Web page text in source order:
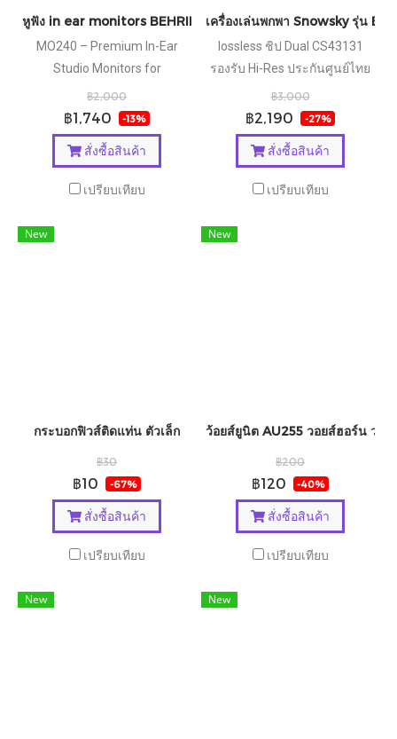
หูฟัง in ear monitors BEHRINGER รุ่น MO240
MO240 – Premium In-Ear
Studio Monitors for
Professionals
฿2,000
฿1,740 -13%
สั่งซื้อสินค้า
เปรียบเทียบ
เครื่องเล่นพกพา Snowsky รุ่น
lossless ชิป Dual CS43131
รองรับ Hi-Res ประกันศูนย์ไทย
฿3,000
฿2,190 -27%
สั่งซื้อสินค้า
เปรียบเทียบ
New
กระบอกฟิวส์ติดแท่น ตัวเล็ก
฿30
฿10 -67%
สั่งซื้อสินค้า
เปรียบเทียบ
New
ว้อยส์ยูนิต AU255 วอยส์ฮอร์น วอย
฿200
฿120 -40%
สั่งซื้อสินค้า
เปรียบเทียบ
New New